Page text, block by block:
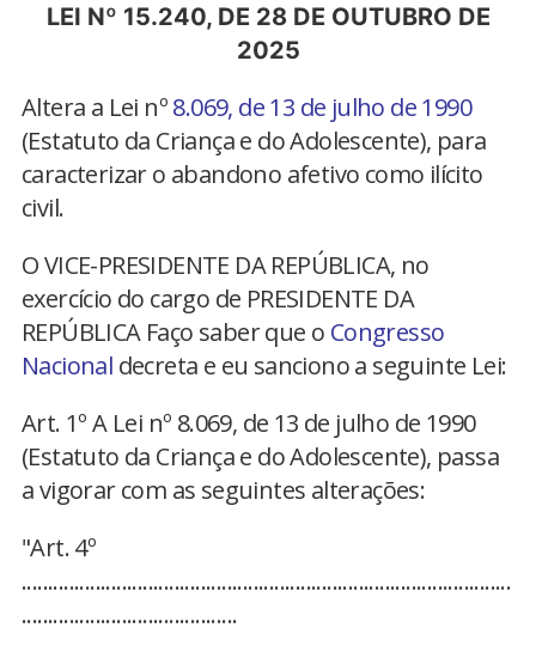
LEI Nº 15.240, DE 28 DE OUTUBRO DE
2025
Altera a Lei nº8.069, de 13 de julho de 1990
(Estatuto da Criança e do Adolescente), para
caracterizar o abandono afetivo como ilícito
civil.
O VICE-PRESIDENTE DA REPÚBLICA, no
exercício do cargo de PRESIDENTE DA
REPÚBLICA Faço saber que o Congresso
Nacional decreta e eu sanciono a seguinte Lei:
Art. 1º A Lei nº 8.069, de 13 de julho de 1990
(Estatuto da Criança e do Adolescente), passa
a vigorar com as seguintes alterações:
"Art. 4º
.............................................................................................
.........................................